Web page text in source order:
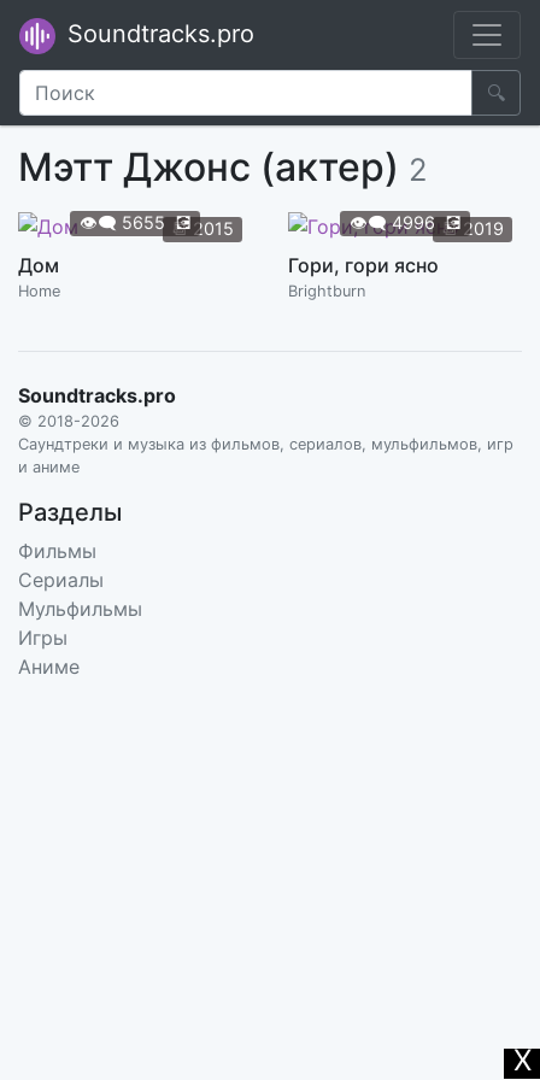
Soundtracks.pro
🔍
Мэтт Джонс (актер) 2
📆2015
👁️‍🗨️ 5655 💽
Дом
Home
📆2019
👁️‍🗨️4996 💽
Гори, гори ясно
Brightburn
Soundtracks.pro
© 2018-2026
Саундтреки и музыка из фильмов, сериалов, мульфильмов, игр
и аниме
Разделы
Фильмы
Сериалы
Мульфильмы
Игры
Аниме
X